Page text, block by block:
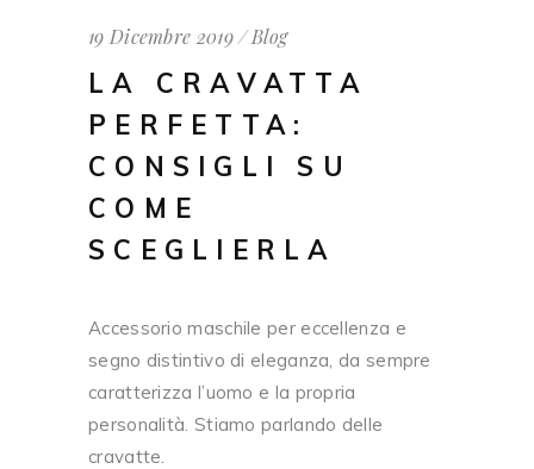
19 Dicembre 2019 Blog
LA CRAVATTA
PERFETTA:
CONSIGLI SU
COME
SCEGLIERLA
Accessorio maschile per eccellenza e
segno distintivo di eleganza, da sempre
caratterizza l’uomo e la propria
personalità. Stiamo parlando delle
cravatte.